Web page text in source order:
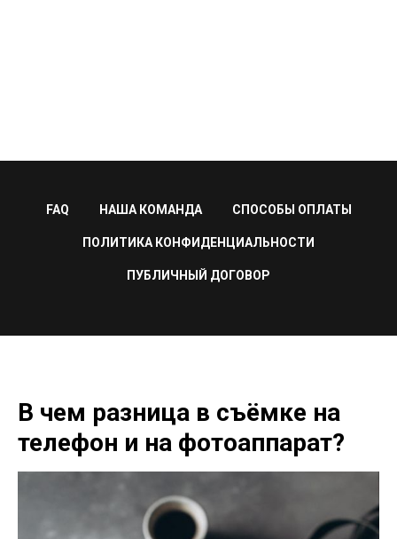
FAQ НАША КОМАНДА СПОСОБЫ ОПЛАТЫ
ПОЛИТИКА КОНФИДЕНЦИАЛЬНОСТИ
ПУБЛИЧНЫЙ ДОГОВОР
В чем разница в съёмке на
телефон и на фотоаппарат?